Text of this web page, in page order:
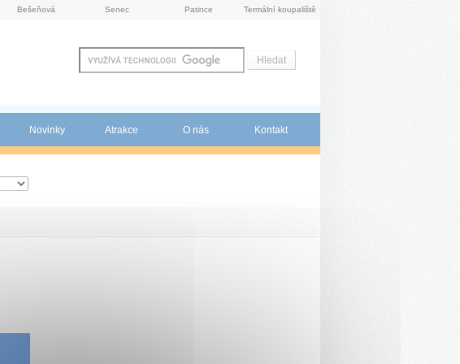
Bešeňová Senec Patince Termální koupaliště
Novinky Atrakce O nás Kontakt